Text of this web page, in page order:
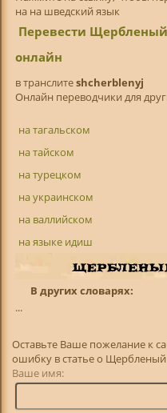
на на шведский язык
Перевести
онлайн
в транслитeshcherblenyj
Онлайн переводчики для
на тагальском
на тайском
на турецком
на украинском
на валлийском
на языке идиш
В других словарях:
...
Оставьте Ваше пожелание к
ошибку в статье о Щербленый
Ваше имя: